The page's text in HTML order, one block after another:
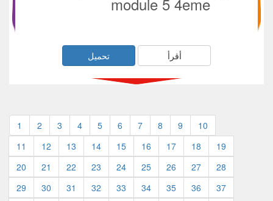
أقرأ تحميل
1 2 3 4 5 6 7 8 9
10
11
12 13 14 15 16 17 18
19
20
21 22 23 24 25 26 27
28
29
30 31 32 33 34 35 36
37